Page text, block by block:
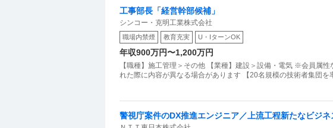
工事部長「経営幹部候補」
シンコー・克明工業株式会社
職場内禁煙 教育充実 U・IターンOK
年収900万円〜1,200万円
【職種】施工管理＞その他 【業種】建設＞設備・電気 ※会員属
れた際に内容が異なる場合があります 【20名規模の技術者集団を
警視庁案件のDX推進エンジニア／上流工程新たなビジ